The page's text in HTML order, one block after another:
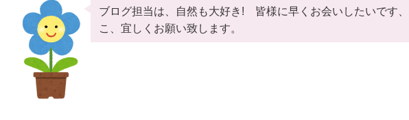
て観光施設の方によるブログをご覧いただけま
事場から？スタッフ一押しのツアー情報から観
たします！
ブログ担当は、自然も大好き! 皆様に早くお会いしたいです
こ、宜しくお願い致します。